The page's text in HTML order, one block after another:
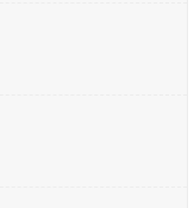
được tích hợp sẵn
lái xe tốt nhất. Tuy
thẩm mỹ – cảm giác